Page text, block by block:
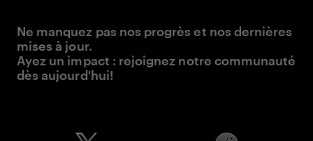
Ne manquez pas nos progrès et nos dernières
mises à jour.
Ayez un impact : rejoignez notre communauté
dès aujourd'hui!